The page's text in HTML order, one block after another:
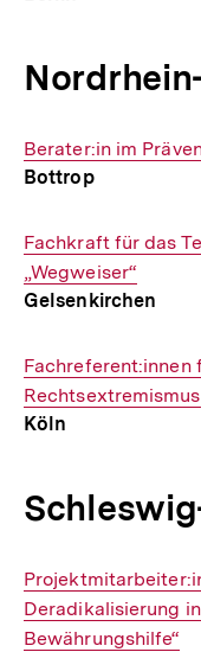
Interner
Link:
Berater:in im
Bottrop
Interner
Link:
Fachkraft für das
„Wegweiser“
Gelsenkirchen
Interner
Link:
Fachreferent:innen
Rechtsextremismus
Köln
Interner
Link:
Deradikalisierung
Bewährungshilfe“